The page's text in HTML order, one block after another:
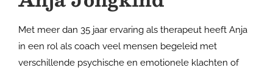
Met meer dan 35 jaar ervaring als therapeut heeft Anja
in een rol als coach veel mensen begeleid met
verschillende psychische en emotionele klachten of